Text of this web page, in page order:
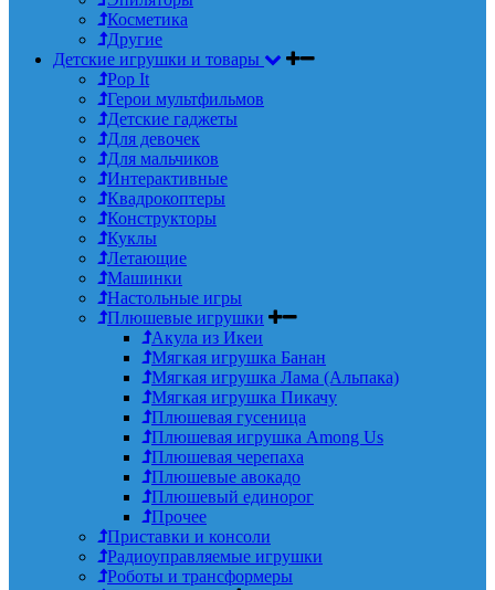
Косметика
Другие
Детские игрушки и товары
Pop It
Герои мультфильмов
Детские гаджеты
Для девочек
Для мальчиков
Интерактивные
Квадрокоптеры
Конструкторы
Куклы
Летающие
Машинки
Настольные игры
Плюшевые игрушки
Акула из Икеи
Мягкая игрушка Банан
Мягкая игрушка Лама (Альпака)
Мягкая игрушка Пикачу
Плюшевая гусеница
Плюшевая игрушка Among Us
Плюшевая черепаха
Плюшевые авокадо
Плюшевый единорог
Прочее
Приставки и консоли
Радиоуправляемые игрушки
Роботы и трансформеры